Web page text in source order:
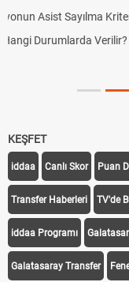
Futbolda Ofsayt
Açık Lise Kayıtları
KEŞFET
iddaa Canlı Skor Puan
Transfer Haberleri TV'de
iddaa Programı
Galatasaray Transfer